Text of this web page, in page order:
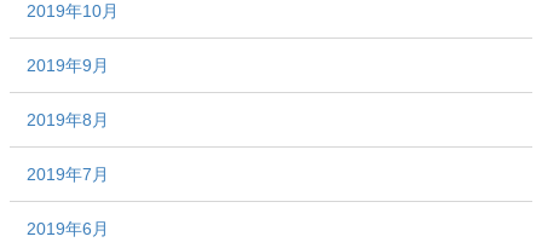
2019年10月
2019年9月
2019年8月
2019年7月
2019年6月